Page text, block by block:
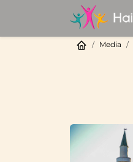
Media